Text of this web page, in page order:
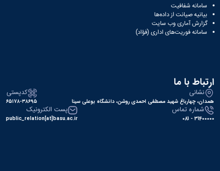
سامانه شفافیت
بیانیه صیانت از داده‌ها
گزارش آماری وب‌ سایت
سامانه فوریت‌های اداری (فؤاد)
ارتباط با ما
نشانی
همدان، چهارباغ شهید مصطفی احمدی روشن، دانشگاه بوعلی سینا
کدپستی
۶۵۱۷۸-۳۸۶۹۵
شماره تماس
31400000 - 081
پست الکترونیک
public_relation[at]basu.ac.ir